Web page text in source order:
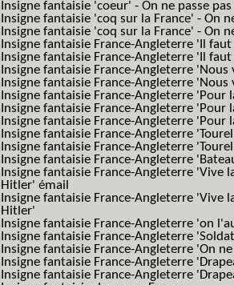
Insigne fantaisie 'coeur' - On ne passe pas
Insigne fantaisie 'coq sur la France' - On
Insigne fantaisie 'coq sur la France' - On
Insigne fantaisie France-Angleterre 'Il
Insigne fantaisie France-Angleterre 'Il
Insigne fantaisie France-Angleterre
Insigne fantaisie France-Angleterre
Insigne fantaisie France-Angleterre 'Pour
Insigne fantaisie France-Angleterre 'Pour
Insigne fantaisie France-Angleterre 'Pour
Insigne fantaisie France-Angleterre
Insigne fantaisie France-Angleterre
Insigne fantaisie France-Angleterre
Insigne fantaisie France-Angleterre
Hitler' émail
Insigne fantaisie France-Angleterre
Hitler'
Insigne fantaisie France-Angleterre 'on
Insigne fantaisie France-Angleterre
Insigne fantaisie France-Angleterre 'On
Insigne fantaisie France-Angleterre
Insigne fantaisie France-Angleterre